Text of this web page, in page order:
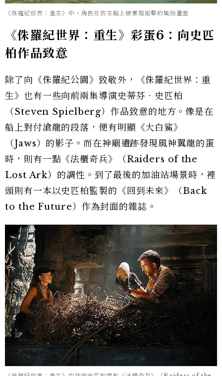
《侏羅紀世界：重生》中，角色在救生艇上被暴龍追擊的驚險畫面
《侏羅紀世界：重生》彩蛋6：向史匹
柏作品致意
除了向《侏羅紀公園》致敬外，《侏羅紀世界：重
生》也有一些向前兩集導演史蒂芬．史匹柏
（Steven Spielberg）作品致意的地方。像是在
船上對付滄龍的段落，便有明顯《大白鯊》
（Jaws）的影子。而在神廟遺跡發現風神翼龍的蛋
時，則有一點《法櫃奇兵》（Raiders of the
Lost Ark）的調性。到了最後的加油站場景時，裡
頭則有一本以史匹柏監製的《回到未來》（Back
to the Future）作為封面的雜誌。